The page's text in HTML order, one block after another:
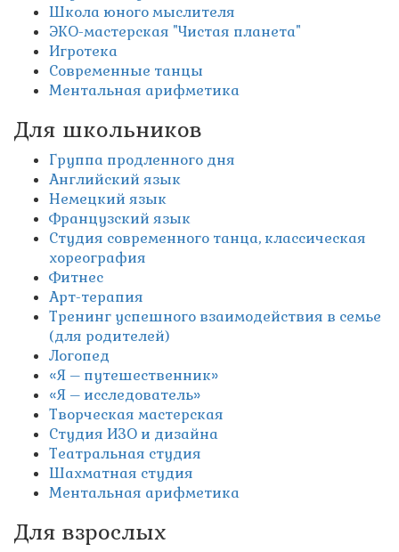
Школа юного мыслителя
ЭКО-мастерская "Чистая планета"
Игротека
Современные танцы
Ментальная арифметика
Для школьников
Группа продленного дня
Английский язык
Немецкий язык
Французский язык
Студия современного танца, классическая
хореография
Фитнес
Арт-терапия
Тренинг успешного взаимодействия в семье
(для родителей)
Логопед
«Я – путешественник»
«Я – исследователь»
Творческая мастерская
Студия ИЗО и дизайна
Театральная студия
Шахматная студия
Ментальная арифметика
Для взрослых